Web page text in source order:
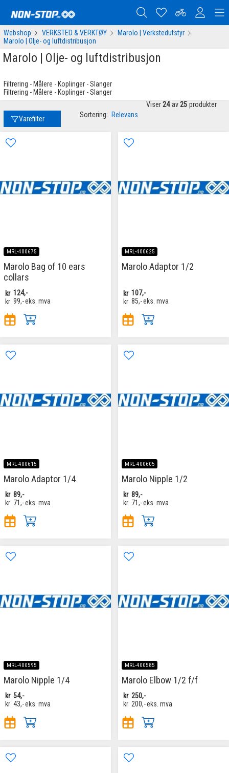
Webshop VERKSTED & VERKTØY
Marolo | Verkstedutstyr
Marolo | Olje- og luftdistribusjon
Marolo | Olje- og luftdistribusjon
Filtrering - Målere - Koplinger - Slanger
Filtrering - Målere - Koplinger - Slanger
Varefilter Sortering: Relevans
Viser 24 av 25 produkter
MRL-400675
Marolo Bag of 10 ears
collars
kr 124,-
kr 99,-eks. mva
MRL-400625
Marolo Adaptor 1/2
kr 107,-
kr 85,-eks. mva
MRL-400615
Marolo Adaptor 1/4
kr 89,-
kr 71,-eks. mva
MRL-400605
Marolo Nipple 1/2
kr 89,-
kr 71,-eks. mva
MRL-400595
Marolo Nipple 1/4
kr 54,-
kr 43,-eks. mva
MRL-400585
Marolo Elbow 1/2 f/f
kr 250,-
kr 200,-eks. mva